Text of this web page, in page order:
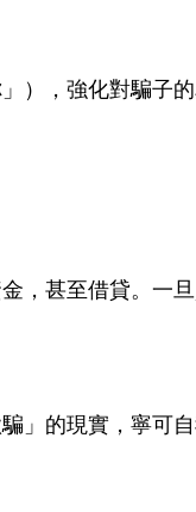
），強化對騙子
，甚至借貸。一
」的現實，寧可